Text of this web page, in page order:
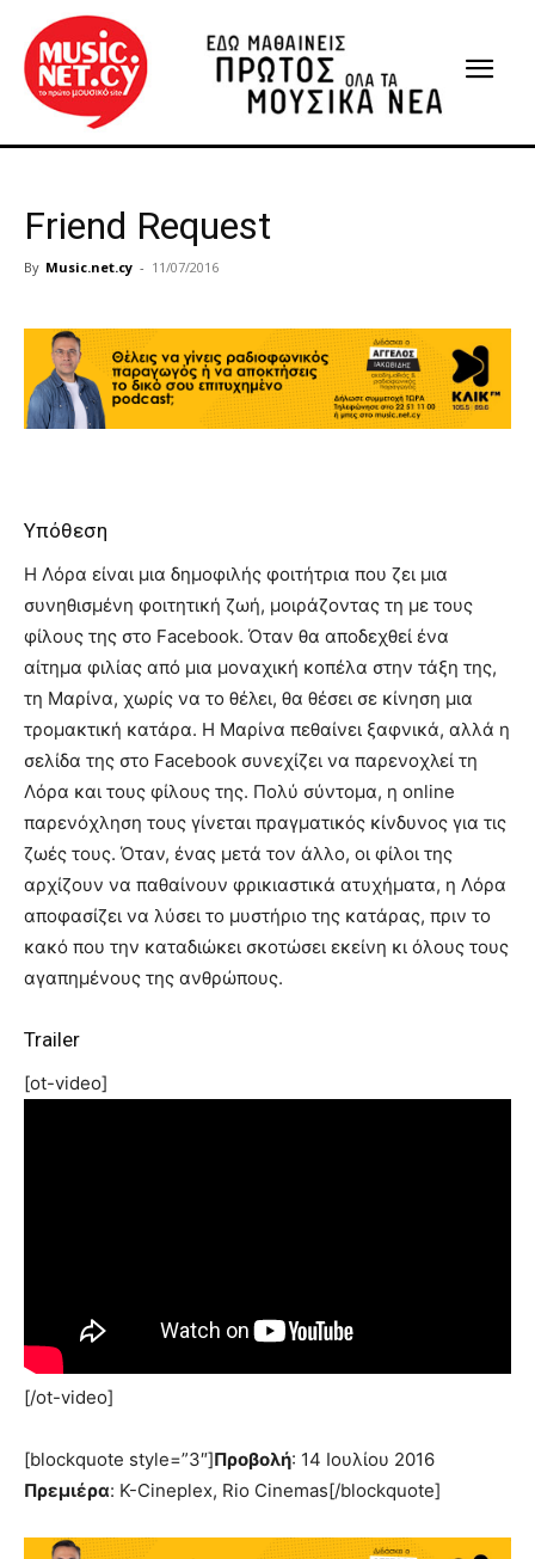
Friend Request
By Music.net.cy - 11/07/2016
Υπόθεση
Η Λόρα είναι μια δημοφιλής φοιτήτρια που ζει μια
συνηθισμένη φοιτητική ζωή, μοιράζοντας τη με τους
φίλους της στο Facebook. Όταν θα αποδεχθεί ένα
αίτημα φιλίας από μια μοναχική κοπέλα στην τάξη της,
τη Μαρίνα, χωρίς να το θέλει, θα θέσει σε κίνηση μια
τρομακτική κατάρα. Η Μαρίνα πεθαίνει ξαφνικά, αλλά η
σελίδα της στο Facebook συνεχίζει να παρενοχλεί τη
Λόρα και τους φίλους της. Πολύ σύντομα, η online
παρενόχληση τους γίνεται πραγματικός κίνδυνος για τις
ζωές τους. Όταν, ένας μετά τον άλλο, οι φίλοι της
αρχίζουν να παθαίνουν φρικιαστικά ατυχήματα, η Λόρα
αποφασίζει να λύσει το μυστήριο της κατάρας, πριν το
κακό που την καταδιώκει σκοτώσει εκείνη κι όλους τους
αγαπημένους της ανθρώπους.
Trailer
[ot-video]
[/ot-video]
[blockquote style=”3″]Προβολή: 14 Ιουλίου 2016
Πρεμιέρα: K-Cineplex, Rio Cinemas[/blockquote]